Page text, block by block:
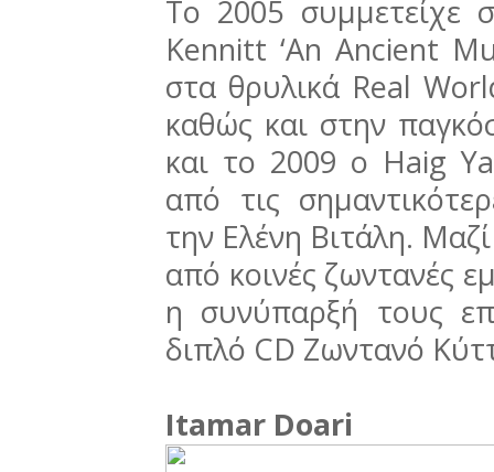
Το 2005 συμμετείχε
Kennitt ‘An Ancient
στα θρυλικά Real
καθώς και στην
και το 2009 ο Haig
από τις
την Ελένη Βιτάλη.
από κοινές ζωντανές
η συνύπαρξή τους
διπλό CD Ζωντανό
Itamar Doari